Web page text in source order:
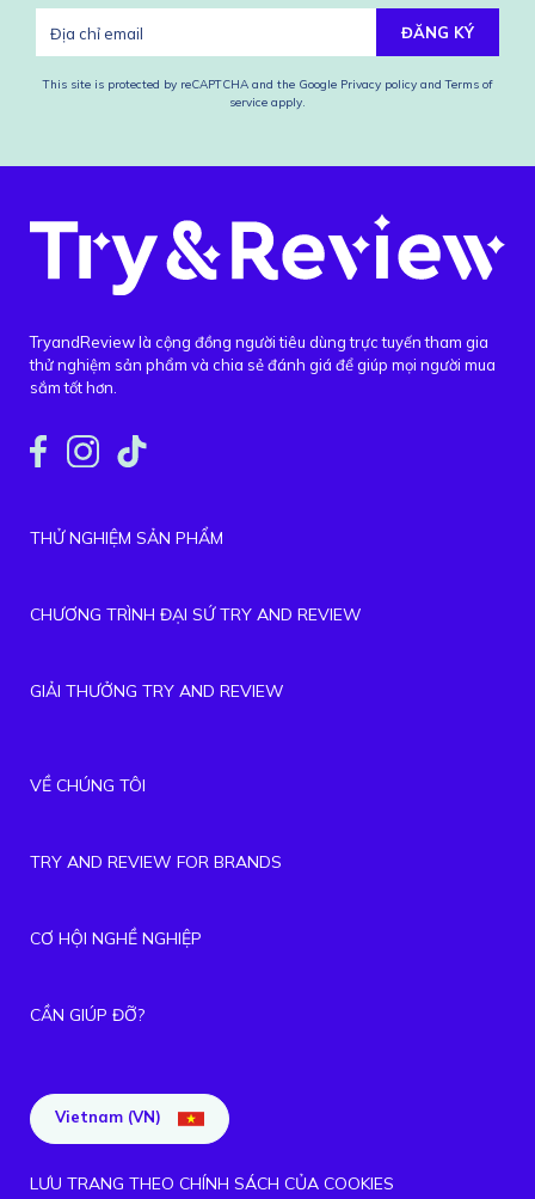
ĐĂNG KÝ
This site is protected by reCAPTCHA and the Google Privacy policy and Terms of
service apply.
TryandReview là cộng đồng người tiêu dùng trực tuyến tham gia
thử nghiệm sản phẩm và chia sẻ đánh giá để giúp mọi người mua
sắm tốt hơn.
THỬ NGHIỆM SẢN PHẨM
CHƯƠNG TRÌNH ĐẠI SỨ TRY AND REVIEW
GIẢI THƯỞNG TRY AND REVIEW
VỀ CHÚNG TÔI
TRY AND REVIEW FOR BRANDS
CƠ HỘI NGHỀ NGHIỆP
CẦN GIÚP ĐỠ?
Vietnam (VN)
LƯU TRANG THEO CHÍNH SÁCH CỦA COOKIES